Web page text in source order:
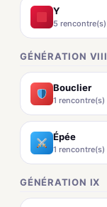
Y
5 rencontre(s)
GÉNÉRATION VIII
Bouclier
1 rencontre(s)
Épée
1 rencontre(s)
GÉNÉRATION IX